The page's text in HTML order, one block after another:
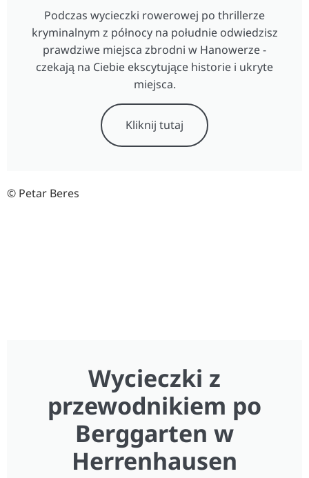
Podczas wycieczki rowerowej po thrillerze
kryminalnym z północy na południe odwiedzisz
prawdziwe miejsca zbrodni w Hanowerze -
czekają na Ciebie ekscytujące historie i ukryte
miejsca.
Kliknij tutaj
© Petar Beres
Wycieczki z
przewodnikiem po
Berggarten w
Herrenhausen